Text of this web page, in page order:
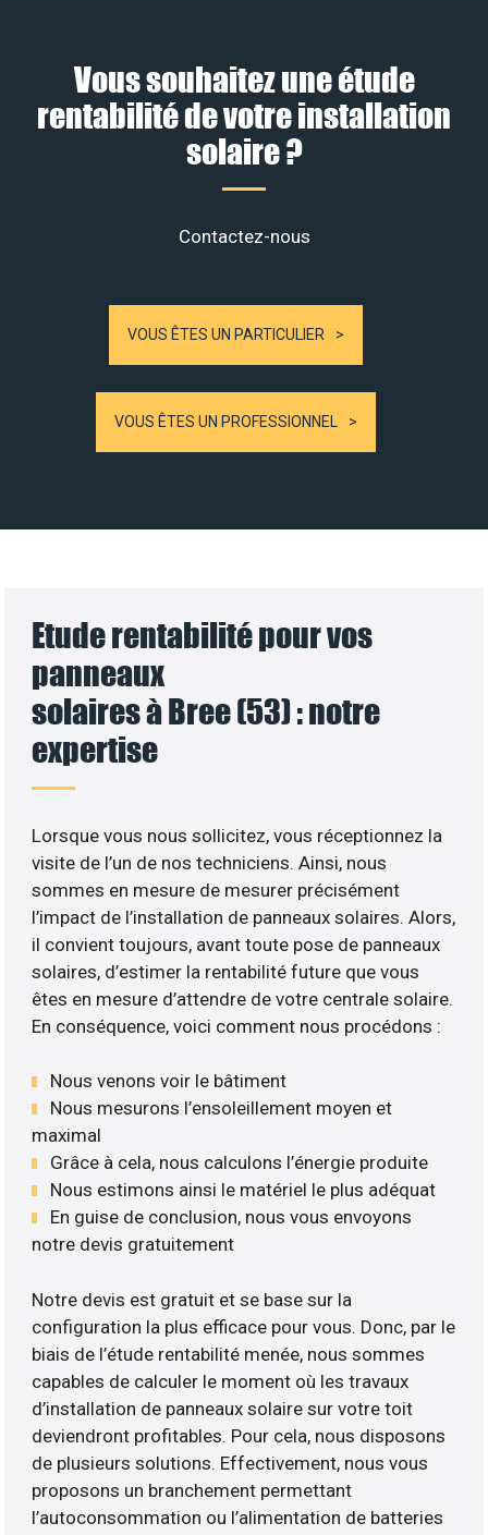
Vous souhaitez une étude
rentabilité de votre installation
solaire ?
Contactez-nous
VOUS ÊTES UN PARTICULIER
VOUS ÊTES UN PROFESSIONNEL
Etude rentabilité pour vos
panneaux
solaires à Bree (53) : notre
expertise
Lorsque vous nous sollicitez, vous réceptionnez la
visite de l’un de nos techniciens. Ainsi, nous
sommes en mesure de mesurer précisément
l’impact de l’installation de panneaux solaires. Alors,
il convient toujours, avant toute pose de panneaux
solaires, d’estimer la rentabilité future que vous
êtes en mesure d’attendre de votre centrale solaire.
En conséquence, voici comment nous procédons :
Nous venons voir le bâtiment
Nous mesurons l’ensoleillement moyen et
maximal
Grâce à cela, nous calculons l’énergie produite
Nous estimons ainsi le matériel le plus adéquat
En guise de conclusion, nous vous envoyons
notre devis gratuitement
Notre devis est gratuit et se base sur la
configuration la plus efficace pour vous. Donc, par le
biais de l’étude rentabilité menée, nous sommes
capables de calculer le moment où les travaux
d’installation de panneaux solaire sur votre toit
deviendront profitables. Pour cela, nous disposons
de plusieurs solutions. Effectivement, nous vous
proposons un branchement permettant
l’autoconsommation ou l’alimentation de batteries